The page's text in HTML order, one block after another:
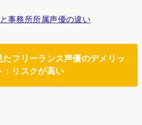
事務所所属声優の違い
フリーランス声優のデメリッ
：リスクが高い